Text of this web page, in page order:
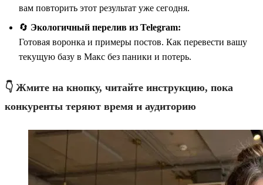
вам повторить этот результат уже сегодня.
🔄 Экологичный перелив из Telegram:
Готовая воронка и примеры постов. Как перевести вашу
текущую базу в Макс без паники и потерь.
👇 Жмите на кнопку, читайте инструкцию, пока
конкуренты теряют время и аудиторию